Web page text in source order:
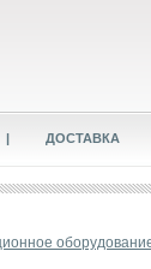
| ДОСТАВКА